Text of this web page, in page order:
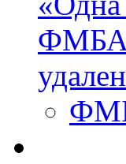
ФМБА